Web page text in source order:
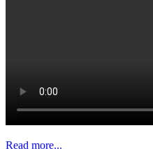
Read more...